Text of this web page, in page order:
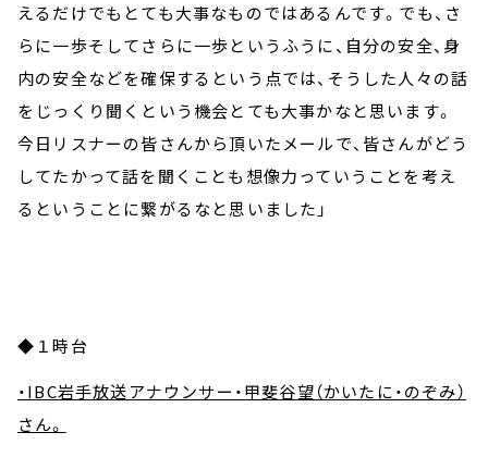
えるだけでもとても大事なものではあるんです。でも、さ
らに一歩そしてさらに一歩というふうに、自分の安全、身
内の安全などを確保するという点では、そうした人々の話
をじっくり聞くという機会とても大事かなと思います。
今日リスナーの皆さんから頂いたメールで、皆さんがどう
してたかって話を聞くことも想像力っていうことを考え
るということに繋がるなと思いました」
◆１時台
・IBC岩手放送アナウンサー・甲斐谷望（かいたに・のぞみ）
さん。